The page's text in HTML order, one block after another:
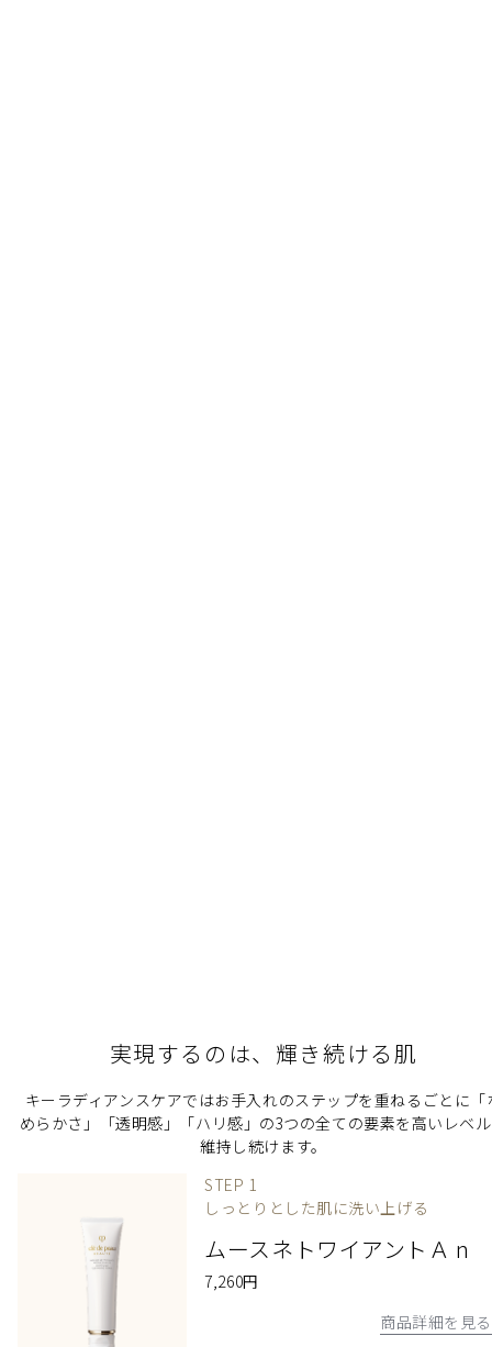
実現するのは、輝き続ける肌
キーラディアンスケアではお手入れのステップを重ねるごとに「
めらかさ」「透明感」「ハリ感」の3つの全ての要素を高いレベ
維持し続けます。
STEP 1
しっとりとした肌に洗い上げる
ムースネトワイアントＡ n
7,260円
商品詳細を見る